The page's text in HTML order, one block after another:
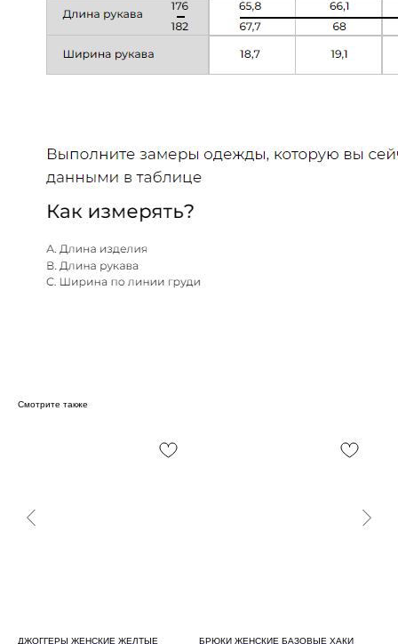
Смотрите также
ДЖОГГЕРЫ ЖЕНСКИЕ ЖЕЛТЫЕ БРЮКИ ЖЕНСКИЕ БАЗОВЫЕ ХАКИ